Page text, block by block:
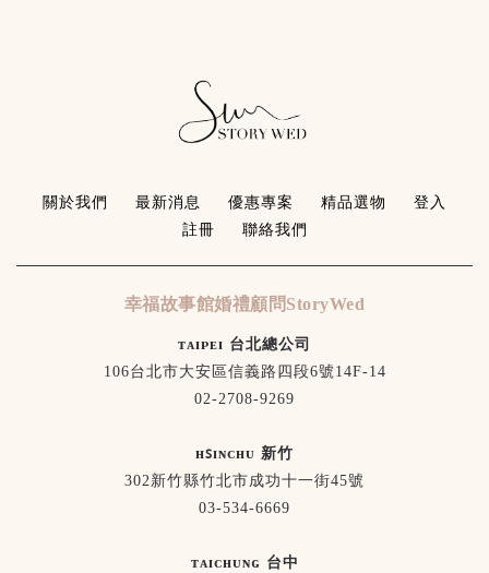
關於我們 最新消息 優惠專案 精品選物
登入
註冊
聯絡我們
幸福故事館婚禮顧問StoryWed
ᴛᴀɪᴘᴇɪ 台北總公司
106台北市大安區信義路四段6號14F-14
02-2708-9269
ʜꜱɪɴᴄʜᴜ 新竹
302新竹縣竹北市成功十一街45號
03-534-6669
ᴛᴀɪᴄʜᴜɴɢ 台中